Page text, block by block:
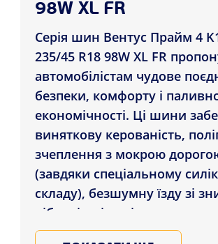
98W XL FR
Серія шин Вентус Прайм 4
235/45 R18 98W XL FR
автомобілістам чудове
безпеки, комфорту і
економічності. Ці шини
виняткову керованість,
зчеплення з мокрою
(завдяки спеціальному
складу), безшумну їзду зі
вібрацією і поліпшену
економічність. Хоча Вентус